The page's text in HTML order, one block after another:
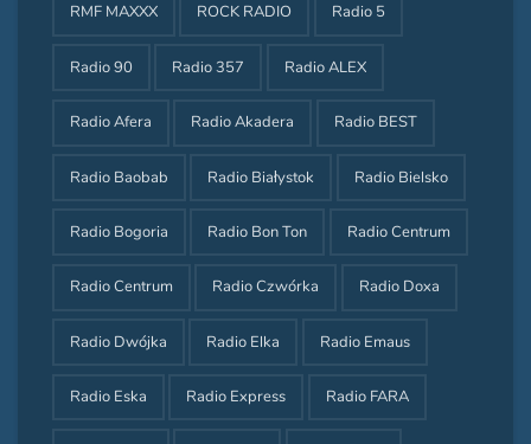
RMF MAXXX ROCK RADIO Radio 5
Radio 90 Radio 357 Radio ALEX
Radio Afera Radio Akadera Radio BEST
Radio Baobab Radio Białystok Radio Bielsko
Radio Bogoria Radio Bon Ton Radio Centrum
Radio Centrum Radio Czwórka Radio Doxa
Radio Dwójka Radio Elka Radio Emaus
Radio Eska Radio Express Radio FARA